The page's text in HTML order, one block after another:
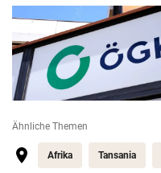
Ähnliche Themen
Afrika Tansania